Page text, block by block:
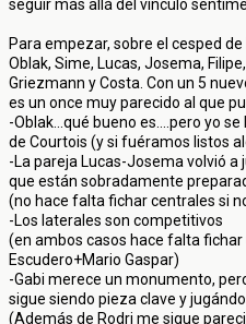
seguir más allá del vínculo
Para empezar, sobre el cesped
Oblak, Sime, Lucas, Josema,
Griezmann y Costa. Con un 5
es un once muy parecido al que
-Oblak...qué bueno es....pero yo
de Courtois (y si fuéramos listos
-La pareja Lucas-Josema volvió
que están sobradamente
(no hace falta fichar centrales si
-Los laterales son competitivos
(en ambos casos hace falta
Escudero+Mario Gaspar)
-Gabi merece un monumento,
sigue siendo pieza clave y
(Además de Rodri me sigue